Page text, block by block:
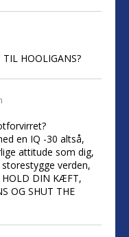
TIL HOOLIGANS?
en IQ -30 altså,
attitude som dig,
verden,
HOLD DIN KÆFT,
OG SHUT THE